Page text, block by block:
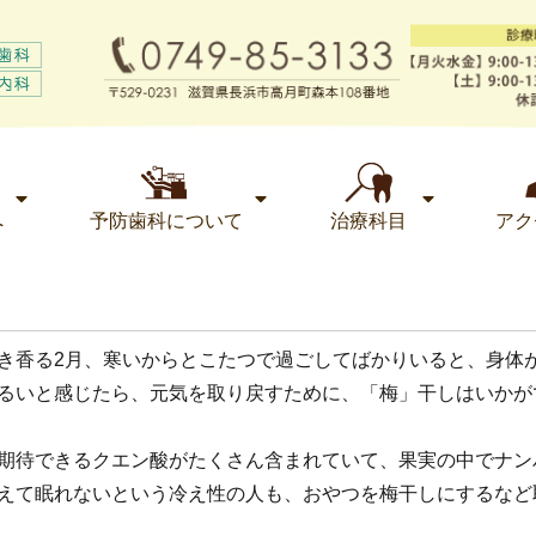
予防歯科について 治療科目 ア
香る2月、寒いからとこたつで過ごしてばかりいると、身体
いと感じたら、元気を取り戻すために、「梅」干しはいかが
待できるクエン酸がたくさん含まれていて、果実の中でナン
て眠れないという冷え性の人も、おやつを梅干しにするなど